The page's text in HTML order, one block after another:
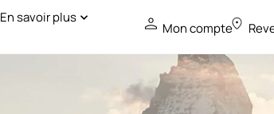
En savoir plus
Mon compte